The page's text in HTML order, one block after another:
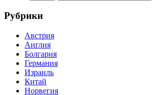
Рубрики
Австрия
Англия
Болгария
Германия
Израиль
Китай
Норвегия